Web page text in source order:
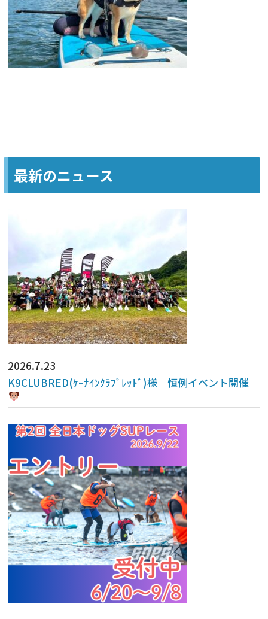
フォト＆ムービー
お問い合わせ
最新のニュース
2026.7.23
K9CLUBRED(ｹｰﾅｲﾝｸﾗﾌﾞﾚｯﾄﾞ)様 恒例イベント開催